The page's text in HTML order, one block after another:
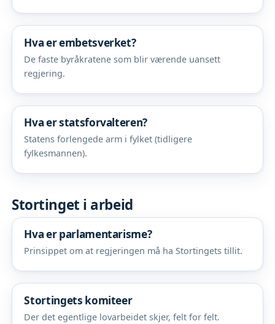
Hva er embetsverket?
De faste byråkratene som blir værende uansett
regjering.
Hva er statsforvalteren?
Statens forlengede arm i fylket (tidligere
fylkesmannen).
Stortinget i arbeid
Hva er parlamentarisme?
Prinsippet om at regjeringen må ha Stortingets tillit.
Stortingets komiteer
Der det egentlige lovarbeidet skjer, felt for felt.